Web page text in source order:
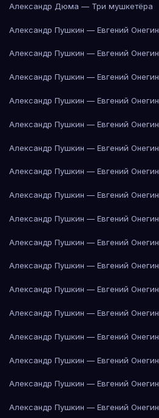
Александр Дюма — Три мушкетёра
Александр Пушкин — Евгений Онегин
Александр Пушкин — Евгений Онегин
Александр Пушкин — Евгений Онегин
Александр Пушкин — Евгений Онегин
Александр Пушкин — Евгений Онегин
Александр Пушкин — Евгений Онегин
Александр Пушкин — Евгений Онегин
Александр Пушкин — Евгений Онегин
Александр Пушкин — Евгений Онегин
Александр Пушкин — Евгений Онегин
Александр Пушкин — Евгений Онегин
Александр Пушкин — Евгений Онегин
Александр Пушкин — Евгений Онегин
Александр Пушкин — Евгений Онегин
Александр Пушкин — Евгений Онегин
Александр Пушкин — Евгений Онегин
Александр Пушкин — Евгений Онегин